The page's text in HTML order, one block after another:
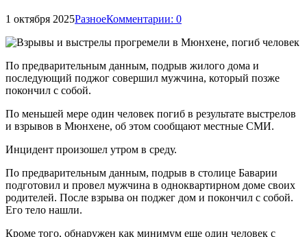
1 октября 2025РазноеКомментарии: 0
По предварительным данным, подрыв жилого дома и
последующий поджог совершил мужчина, который позже
покончил с собой.
По меньшей мере один человек погиб в результате выстрелов
и взрывов в Мюнхене, об этом сообщают местные СМИ.
Инцидент произошел утром в среду.
По предварительным данным, подрыв в столице Баварии
подготовил и провел мужчина в одноквартирном доме своих
родителей. После взрыва он поджег дом и покончил с собой.
Его тело нашли.
Кроме того, обнаружен как минимум еще один человек с